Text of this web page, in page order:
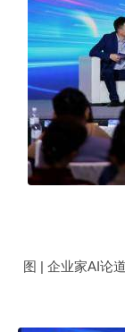
图 | 企业家AI论